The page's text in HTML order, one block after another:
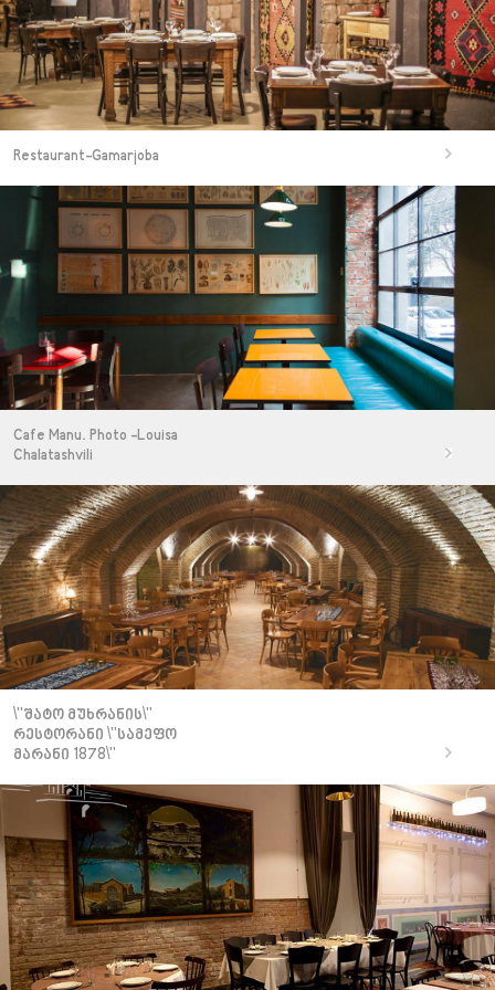
Restaurant-Gamarjoba
Cafe Manu. Photo -Louisa
Chalatashvili
\"შატო მუხრანის\"
რესტორანი \"სამეფო
მარანი 1878\"